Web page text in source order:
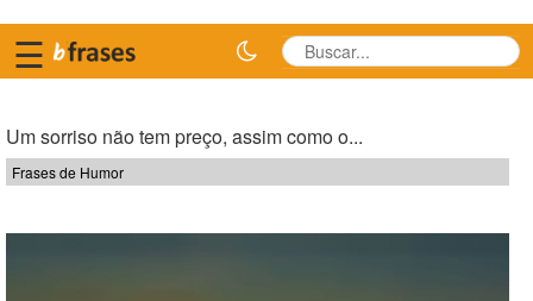
☰
Um sorriso não tem preço, assim como o...
Frases de Humor